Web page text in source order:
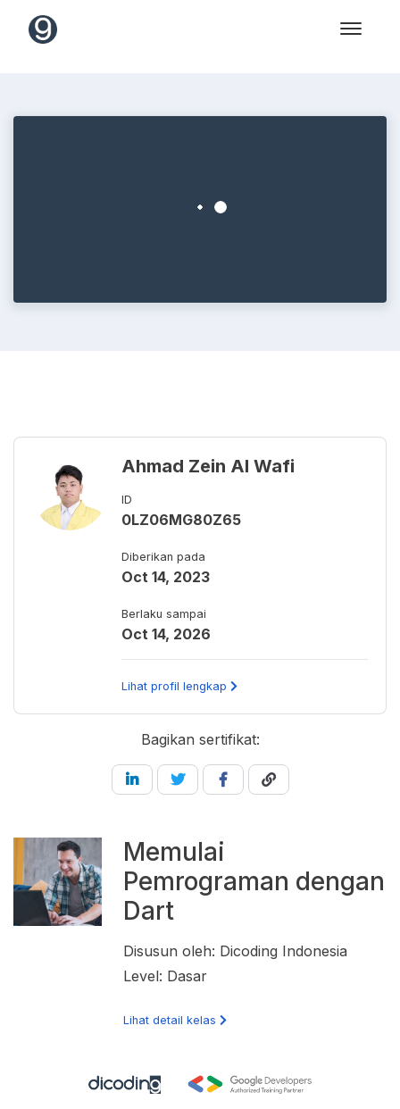
Ahmad Zein Al Wafi
ID
0LZ06MG80Z65
Diberikan pada
Oct 14, 2023
Berlaku sampai
Oct 14, 2026
Lihat profil lengkap
Bagikan sertifikat:
Memulai
Pemrograman dengan
Dart
Disusun oleh: Dicoding Indonesia
Level: Dasar
Lihat detail kelas